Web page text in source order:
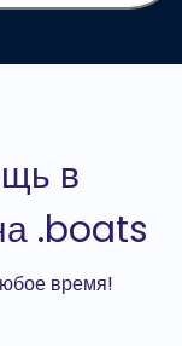
в
.boats
время!